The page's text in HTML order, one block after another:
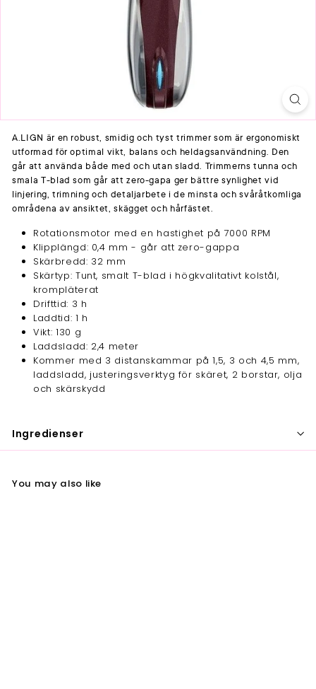
A.LIGN är en robust, smidig och tyst trimmer som är ergonomiskt
utformad för optimal vikt, balans och heldagsanvändning. Den
går att använda både med och utan sladd. Trimmerns tunna och
smala T-blad som går att zero-gapa ger bättre synlighet vid
linjering, trimning och detaljarbete i de minsta och svåråtkomliga
områdena av ansiktet, skägget och hårfästet.
Rotationsmotor med en hastighet på 7000 RPM
Klipplängd: 0,4 mm - går att zero-gappa
Skärbredd: 32 mm
Skärtyp: Tunt, smalt T-blad i högkvalitativt kolstål,
krompläterat
Drifttid: 3 h
Laddtid: 1 h
Vikt: 130 g
Laddsladd: 2,4 meter
Kommer med 3 distanskammar på 1,5, 3 och 4,5 mm,
laddsladd, justeringsverktyg för skäret, 2 borstar, olja
och skärskydd
Ingredienser
You may also like